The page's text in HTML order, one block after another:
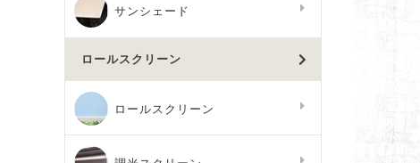
サンシェード
ロールスクリーン
ロールスクリーン